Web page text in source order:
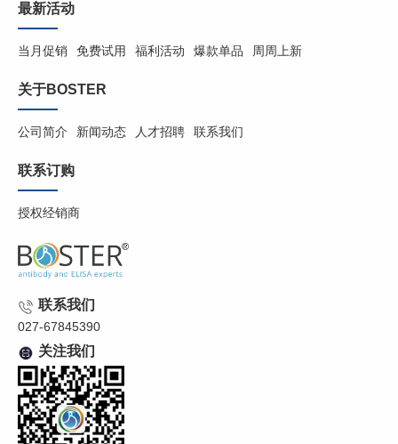
最新活动
当月促销 免费试用 福利活动 爆款单品 周周上新
关于BOSTER
公司简介 新闻动态 人才招聘 联系我们
联系订购
授权经销商
联系我们
027-67845390
关注我们